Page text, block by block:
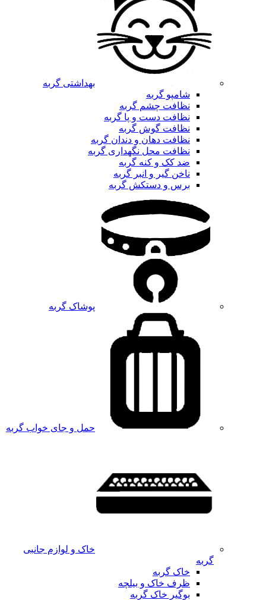
بهداشتی گربه
شامپو گربه
نظافت چشم گربه
نظافت دست و پا گربه
نظافت گوش گربه
نظافت دهان و دندان گربه
نظافت محل نگهداری گربه
ضد کک و کنه گربه
ناخن گیر و انبر گربه
برس و دستکش گربه
پوشاک گربه
حمل و جای خواب گربه
خاک و لوازم جانبی
گربه
خاک گربه
ظرف خاک و بیلچه
بوگیر خاک گربه